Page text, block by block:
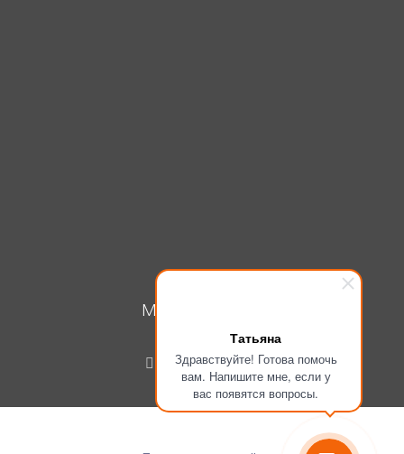
Татьяна
Здравствуйте! Готова помочь
вам. Напишите мне, если у
вас появятся вопросы.
МОЙ КАБИНЕТ
Регистрация